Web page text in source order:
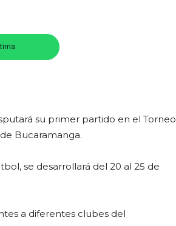
su primer partido en el Torneo
Bucaramanga.
se desarrollará del 20 al 25 de
a diferentes clubes del